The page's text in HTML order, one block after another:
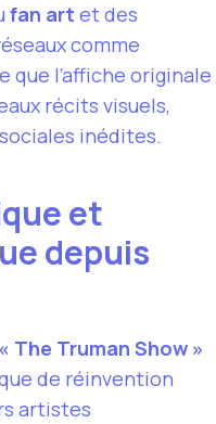
fan art et des
comme
que l’affiche originale
récits visuels,
inédites.
et
depuis
« The Truman Show »
de réinvention
artistes